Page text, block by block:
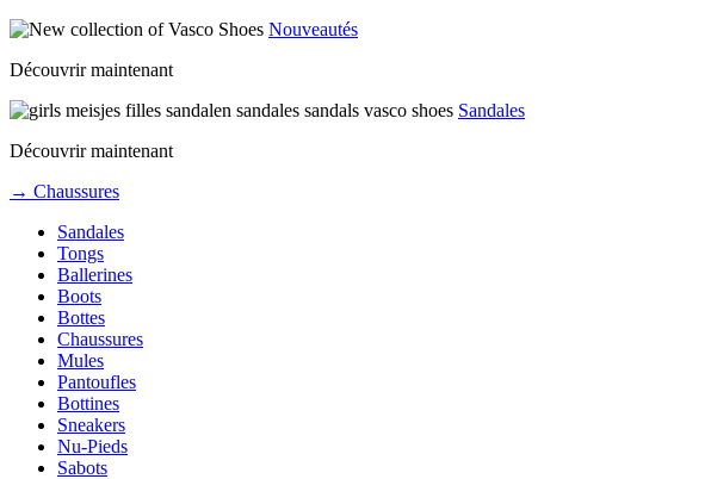
Nouveautés
Découvrir maintenant
Sandales
Découvrir maintenant
→ Chaussures
Sandales
Tongs
Ballerines
Boots
Bottes
Chaussures
Mules
Pantoufles
Bottines
Sneakers
Nu-Pieds
Sabots